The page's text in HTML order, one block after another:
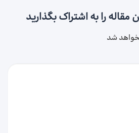
مقاله را به اشتراک بگذارید
شد